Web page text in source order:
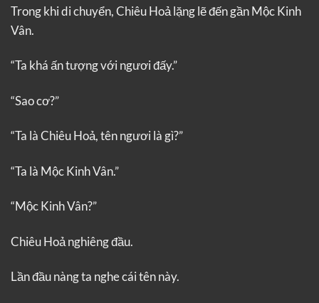
Trong khi di chuyển, Chiêu Hoả lặng lẽ đến gần Mộc Kinh
Vân.
“Ta khá ấn tượng với ngươi đấy.”
“Sao cơ?”
“Ta là Chiêu Hoả, tên ngươi là gì?”
“Ta là Mộc Kinh Vân.”
“Mộc Kinh Vân?”
Chiêu Hoả nghiêng đầu.
Lần đầu nàng ta nghe cái tên này.